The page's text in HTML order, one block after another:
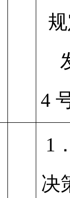
4
1
决